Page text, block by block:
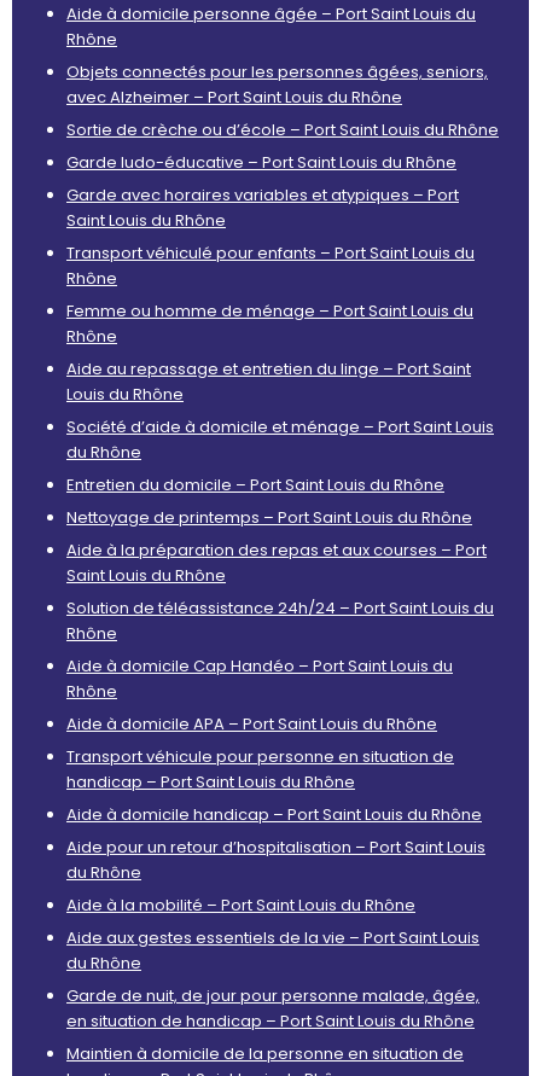
Aide à domicile personne âgée – Port Saint Louis du
Rhône
Objets connectés pour les personnes âgées, seniors,
avec Alzheimer – Port Saint Louis du Rhône
Sortie de crèche ou d’école – Port Saint Louis du Rhône
Garde ludo-éducative – Port Saint Louis du Rhône
Garde avec horaires variables et atypiques – Port
Saint Louis du Rhône
Transport véhiculé pour enfants – Port Saint Louis du
Rhône
Femme ou homme de ménage – Port Saint Louis du
Rhône
Aide au repassage et entretien du linge – Port Saint
Louis du Rhône
Société d’aide à domicile et ménage – Port Saint Louis
du Rhône
Entretien du domicile – Port Saint Louis du Rhône
Nettoyage de printemps – Port Saint Louis du Rhône
Aide à la préparation des repas et aux courses – Port
Saint Louis du Rhône
Solution de téléassistance 24h/24 – Port Saint Louis du
Rhône
Aide à domicile Cap Handéo – Port Saint Louis du
Rhône
Aide à domicile APA – Port Saint Louis du Rhône
Transport véhicule pour personne en situation de
handicap – Port Saint Louis du Rhône
Aide à domicile handicap – Port Saint Louis du Rhône
Aide pour un retour d’hospitalisation – Port Saint Louis
du Rhône
Aide à la mobilité – Port Saint Louis du Rhône
Aide aux gestes essentiels de la vie – Port Saint Louis
du Rhône
Garde de nuit, de jour pour personne malade, âgée,
en situation de handicap – Port Saint Louis du Rhône
Maintien à domicile de la personne en situation de